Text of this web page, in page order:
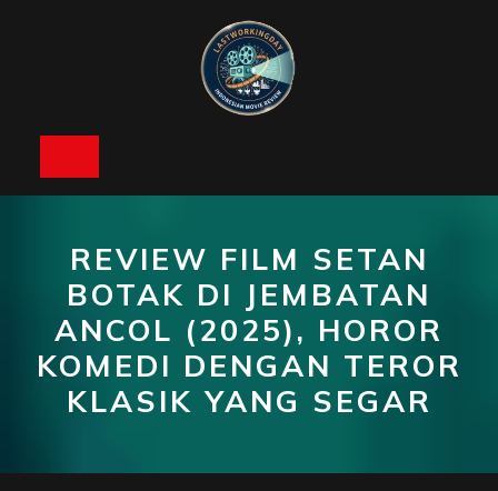
REVIEW FILM SETAN
BOTAK DI JEMBATAN
ANCOL (2025), HOROR
KOMEDI DENGAN TEROR
KLASIK YANG SEGAR